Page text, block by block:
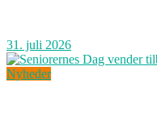
31. juli 2026
Nyheder